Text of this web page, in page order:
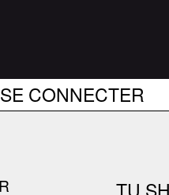
SE CONNECTER